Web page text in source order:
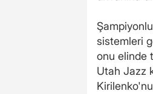
sistemleri
onu elinde
Utah Jazz